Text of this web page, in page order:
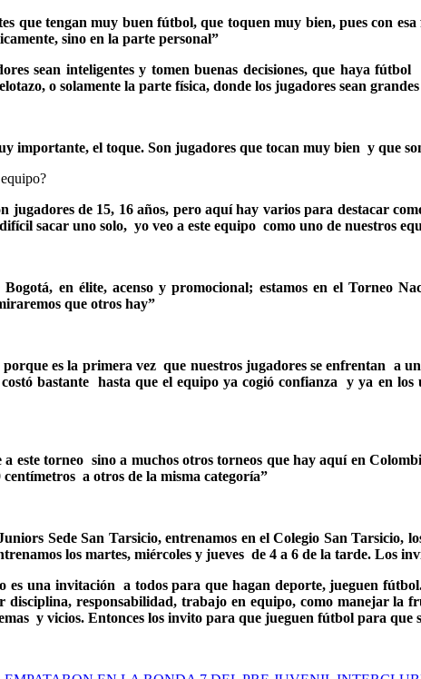
que tengan muy buen fútbol, que toquen muy bien, pues con
sino en la parte personal”
sean inteligentes y tomen buenas decisiones, que haya
o solamente la parte física, donde los jugadores sean
importante, el toque. Son jugadores que tocan muy bien y que
jugadores de 15, 16 años, pero aquí hay varios para
sacar uno solo, yo veo a este equipo como uno de nuestros
Bogotá, en élite, acenso y promocional; estamos en el
que otros hay”
es la primera vez que nuestros jugadores se enfrentan a
bastante hasta que el equipo ya cogió confianza y ya en
este torneo sino a muchos otros torneos que hay aquí en
a otros de la misma categoría”
Sede San Tarsicio, entrenamos en el Colegio San
los martes, miércoles y jueves de 4 a 6 de la tarde. Los
es una invitación a todos para que hagan deporte, jueguen
responsabilidad, trabajo en equipo, como manejar la
y vicios. Entonces los invito para que jueguen fútbol para que